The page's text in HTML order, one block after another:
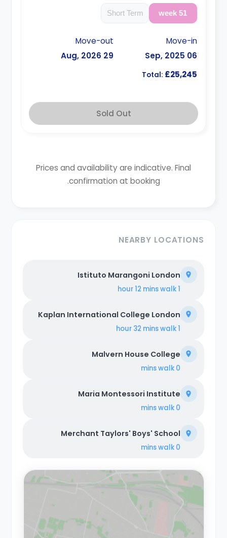
51 week
Short Term
Move-in
06 Sep, 2025
Move-out
29 Aug, 2026
Total: £25,245
Sold Out
Prices and availability are indicative. Final
confirmation at booking.
NEARBY LOCATIONS
Istituto Marangoni London
1 hour 12 mins
walk
Kaplan International College London
1 hour 32 mins
walk
Malvern House College
0 mins
walk
Maria Montessori Institute
0 mins
walk
Merchant Taylors' Boys' School
0 mins
walk